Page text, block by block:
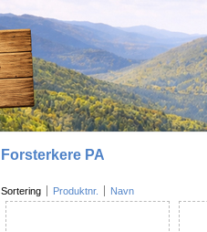
Forsterkere PA
Sortering Produktnr. Navn